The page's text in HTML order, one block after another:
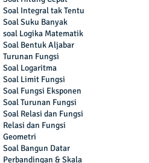
Soal Integral tak Tentu
Soal Suku Banyak
soal Logika Matematik
Soal Bentuk Aljabar
Turunan Fungsi
Soal Logaritma
Soal Limit Fungsi
Soal Fungsi Eksponen
Soal Turunan Fungsi
Soal Relasi dan Fungsi
Relasi dan Fungsi
Geometri
Soal Bangun Datar
Perbandingan & Skala